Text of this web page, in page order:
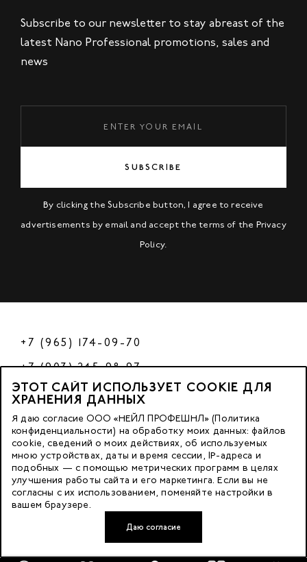
Subscribe to our newsletter to stay abreast of the
latest Nano Professional promotions, sales and
news
SUBSCRIBE
By clicking the Subscribe button, I agree to receive
advertisements by email and accept the terms of the Privacy
Policy.
+7 (965) 174-09-70
+7 (903) 245-98-97
РФ
© 2023 Nano Prof
Developed by FACE FAMILY
117342, Russia, Moscow, Butlerova Street. 17, «BC Neo Geo»
floor 3, office 3079
ЭТОТ САЙТ ИСПОЛЬЗУЕТ COOKIE ДЛЯ
ХРАНЕНИЯ ДАННЫХ
Я даю согласие ООО «НЕЙЛ ПРОФЕШНЛ» (Политика
конфиденциальности) на обработку моих данных: файлов
cookie, сведений о моих действиях, об используемых
мною устройствах, даты и время сессии, IP-адреса и
подобных — с помощью метрических программ в целях
улучшения работы сайта и его маркетинга. Если вы не
согласны с их использованием, поменяйте настройки в
вашем браузере.
Даю согласие